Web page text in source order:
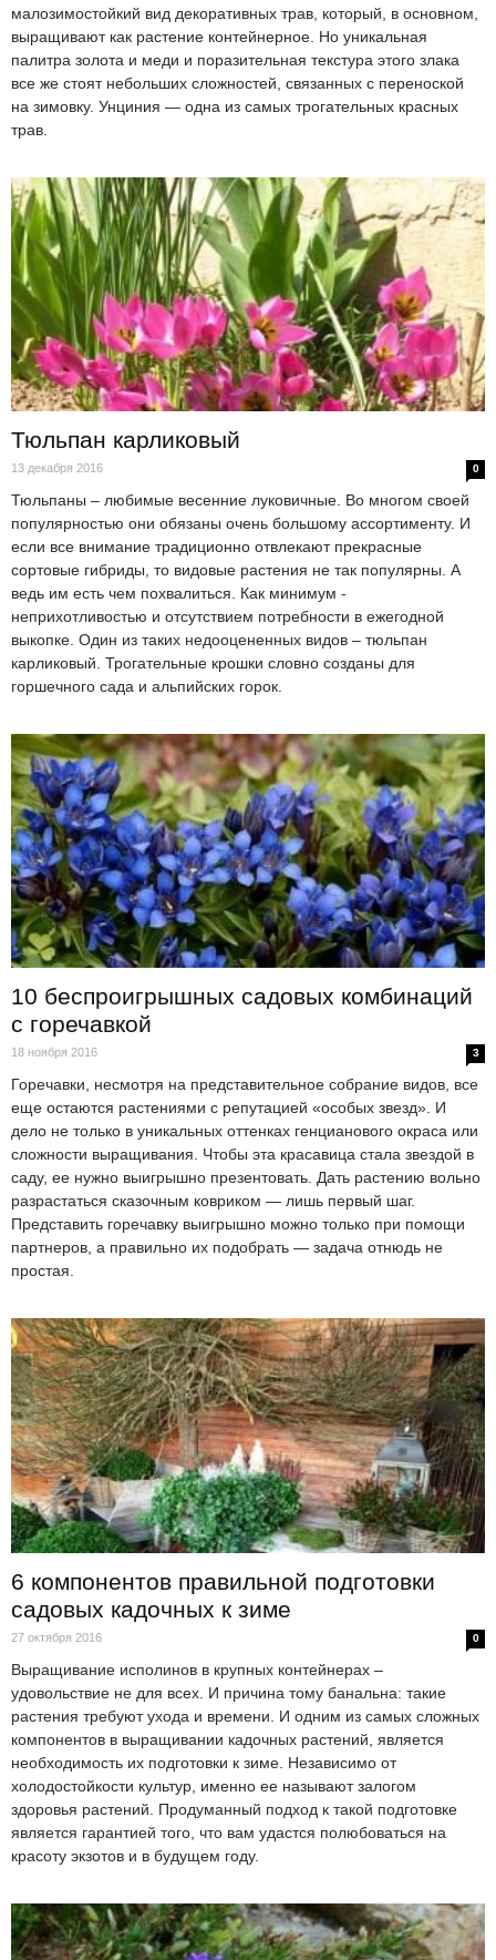
малозимостойкий вид декоративных трав, который, в основном,
выращивают как растение контейнерное. Но уникальная
палитра золота и меди и поразительная текстура этого злака
все же стоят небольших сложностей, связанных с переноской
на зимовку. Унциния — одна из самых трогательных красных
трав.
Тюльпан карликовый
13 декабря 2016 0
Тюльпаны – любимые весенние луковичные. Во многом своей
популярностью они обязаны очень большому ассортименту. И
если все внимание традиционно отвлекают прекрасные
сортовые гибриды, то видовые растения не так популярны. А
ведь им есть чем похвалиться. Как минимум -
неприхотливостью и отсутствием потребности в ежегодной
выкопке. Один из таких недооцененных видов – тюльпан
карликовый. Трогательные крошки словно созданы для
горшечного сада и альпийских горок.
10 беспроигрышных садовых комбинаций
с горечавкой
18 ноября 2016 3
Горечавки, несмотря на представительное собрание видов, все
еще остаются растениями с репутацией «особых звезд». И
дело не только в уникальных оттенках генцианового окраса или
сложности выращивания. Чтобы эта красавица стала звездой в
саду, ее нужно выигрышно презентовать. Дать растению вольно
разрастаться сказочным ковриком — лишь первый шаг.
Представить горечавку выигрышно можно только при помощи
партнеров, а правильно их подобрать — задача отнюдь не
простая.
6 компонентов правильной подготовки
садовых кадочных к зиме
27 октября 2016 0
Выращивание исполинов в крупных контейнерах –
удовольствие не для всех. И причина тому банальна: такие
растения требуют ухода и времени. И одним из самых сложных
компонентов в выращивании кадочных растений, является
необходимость их подготовки к зиме. Независимо от
холодостойкости культур, именно ее называют залогом
здоровья растений. Продуманный подход к такой подготовке
является гарантией того, что вам удастся полюбоваться на
красоту экзотов и в будущем году.